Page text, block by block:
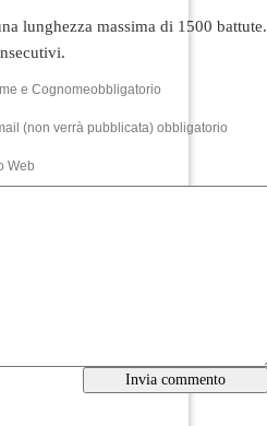
lunghezza massima di 1500 battute.
e Cognomeobbligatorio
(non verrà pubblicata) obbligatorio
Web